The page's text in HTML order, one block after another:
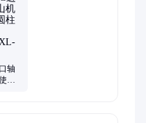
轴承、EWELLIX
NSK进口轴承、FAG进口
轴承、TR外球面轴承、
滚针轴承、Alwayse 万向
轴
用